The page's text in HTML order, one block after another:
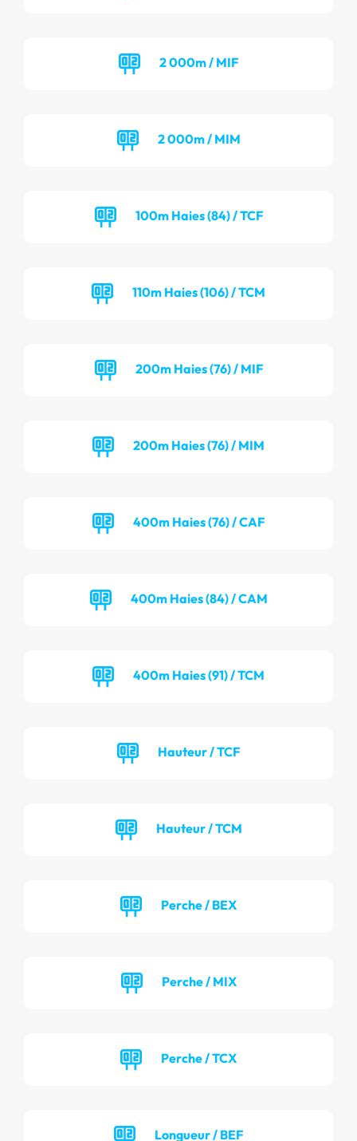
2 000m / MIF
2 000m / MIM
100m Haies (84) / TCF
110m Haies (106) / TCM
200m Haies (76) / MIF
200m Haies (76) / MIM
400m Haies (76) / CAF
400m Haies (84) / CAM
400m Haies (91) / TCM
Hauteur / TCF
Hauteur / TCM
Perche / BEX
Perche / MIX
Perche / TCX
Longueur / BEF